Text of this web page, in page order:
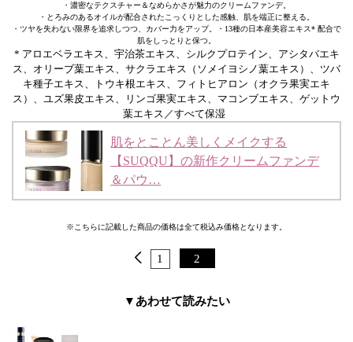
・濃密なテクスチャー＆なめらかさが魅力のクリームファンデ。
・とろみのあるオイルが配合されたこっくりとした感触、肌を端正に整える。
・ツヤを失わない限界を追求しつつ、カバー力をアップ。・13種の日本産美容エキス* 配合で
肌をしっとりと保つ。
* アロエベラエキス、宇治茶エキス、シルクプロテイン、アシタバエキ
ス、オリーブ葉エキス、サクラエキス（ソメイヨシノ葉エキス）、ツバ
キ種子エキス、トウキ根エキス、フィトヒアロン（オクラ果実エキ
ス）、ユズ果皮エキス、リンゴ果実エキス、マコンブエキス、ゲットウ
葉エキス／すべて保湿
肌をとことん美しくメイクする
【SUQQU】の新作クリームファンデ
＆パウ…
※こちらに記載した商品の価格は全て税込み価格となります。
1 2
▼あわせて読みたい